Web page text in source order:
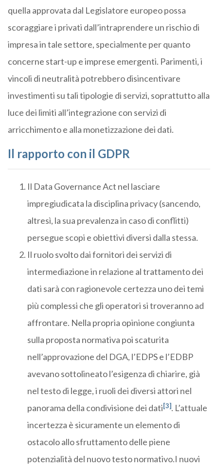
quella approvata dal Legislatore europeo possa
scoraggiare i privati dall’intraprendere un rischio di
impresa in tale settore, specialmente per quanto
concerne start-up e imprese emergenti. Parimenti, i
vincoli di neutralità potrebbero disincentivare
investimenti su tali tipologie di servizi, soprattutto alla
luce dei limiti all’integrazione con servizi di
arricchimento e alla monetizzazione dei dati.
Il rapporto con il GDPR
Il Data Governance Act nel lasciare
impregiudicata la disciplina privacy (sancendo,
altresì, la sua prevalenza in caso di conflitti)
persegue scopi e obiettivi diversi dalla stessa.
Il ruolo svolto dai fornitori dei servizi di
intermediazione in relazione al trattamento dei
dati sarà con ragionevole certezza uno dei temi
più complessi che gli operatori si troveranno ad
affrontare. Nella propria opinione congiunta
sulla proposta normativa poi scaturita
nell’approvazione del DGA, l’EDPS e l’EDBP
avevano sottolineato l’esigenza di chiarire, già
nel testo di legge, i ruoli dei diversi attori nel
panorama della condivisione dei dati[3]. L’attuale
incertezza è sicuramente un elemento di
ostacolo allo sfruttamento delle piene
potenzialità del nuovo testo normativo.I nuovi